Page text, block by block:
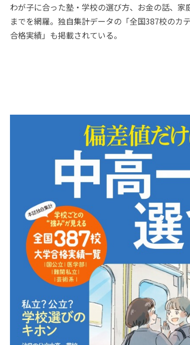
わが子に合った塾・学校の選び方、お金の話、家
までを網羅。独自集計データの「全国387校のカ
合格実績」も掲載されている。